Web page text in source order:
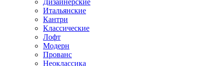
Дизайнерские
Итальянские
Кантри
Классические
Лофт
Модерн
Прованс
Неоклассика